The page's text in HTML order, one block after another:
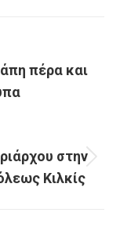
πέρα και
στην
Κιλκίς